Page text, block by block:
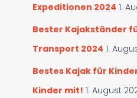
Expeditionen 2024 1.
Bester Kajakständer
Transport 2024 1.
Bestes Kajak für
Kinder mit! 1. August